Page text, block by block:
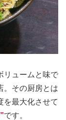
リュームと味で
。その厨房とは
を最大化させて
です。